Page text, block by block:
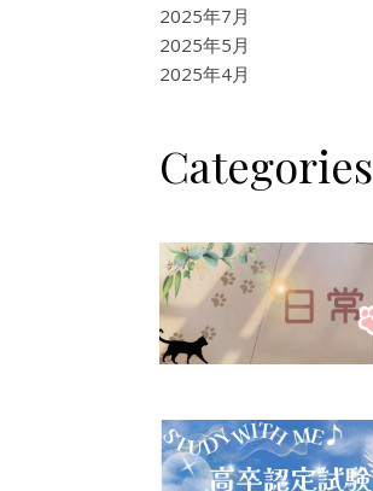
2025年7月
2025年5月
2025年4月
Categories